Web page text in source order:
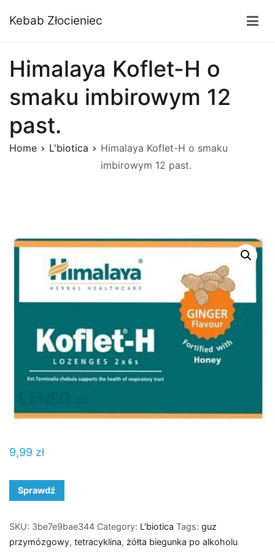
doKebab Złocieniec
Himalaya Koflet-H o
smaku imbirowym 12
past.
Home L'biotica
Himalaya Koflet-H o smaku
imbirowym 12 past.
9,99 zł
Sprawdź
SKU: 3be7e9bae344 Category: L'biotica Tags: guz
przymózgowy, tetracyklina, żółta biegunka po alkoholu